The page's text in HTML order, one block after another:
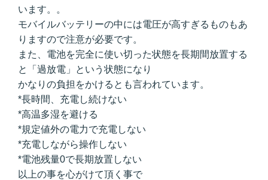
います。。
モバイルバッテリーの中には電圧が高すぎるものもあ
りますので注意が必要です。
また、電池を完全に使い切った状態を長期間放置する
と「過放電」という状態になり
かなりの負担をかけるとも言われています。
*長時間、充電し続けない
*高温多湿を避ける
*規定値外の電力で充電しない
*充電しながら操作しない
*電池残量0で長期放置しない
以上の事を心がけて頂く事で